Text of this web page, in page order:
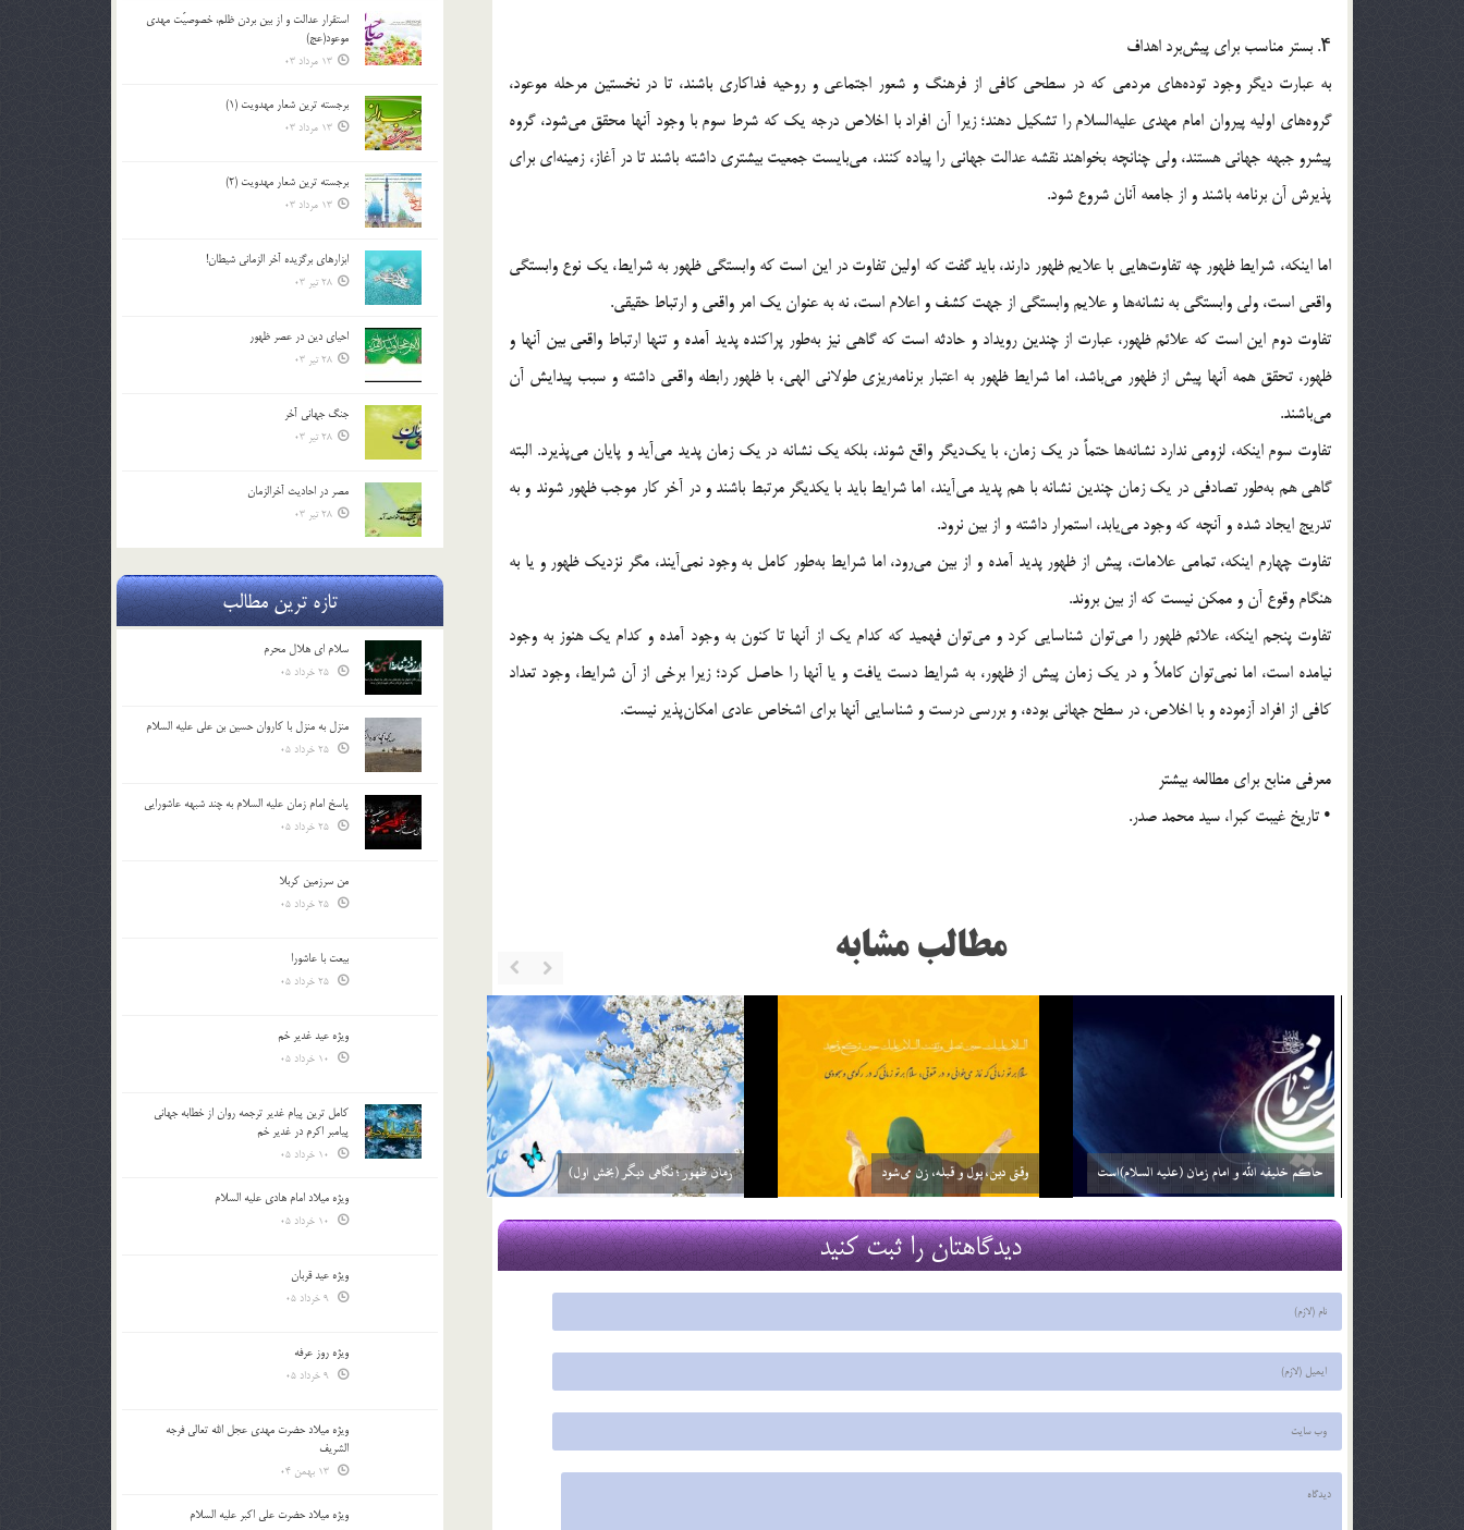
۴. بستر مناسب برای پیش‌برد اهداف
به عبارت دیگر وجود توده‌های مردمی که در سطحی کافی از فرهنگ و شعور اجتماعی و روحیه فداکاری باشند، تا در نخستین مرحله موعود،
گروه‌های اولیه پیروان امام مهدی علیه‌السلام را تشکیل دهند؛ زیرا آن افراد با اخلاص درجه یک که شرط سوم با وجود آنها محقق می‌شود، گروه
پیشرو جبهه جهانی هستند، ولی چنانچه بخواهند نقشه عدالت جهانی را پیاده کنند، می‌بایست جمعیت بیشتری داشته باشند تا در آغاز، زمینه‌ای برای
پذیرش آن برنامه باشند و از جامعه آنان شروع شود.
اما اینکه، شرایط ظهور چه تفاوت‌هایی با علایم ظهور دارند، باید گفت که اولین تفاوت در این است که وابستگی ظهور به شرایط، یک ‌نوع وابستگی
واقعی است، ولی وابستگی به نشانه‌ها و علایم وابستگی از جهت کشف و اعلام است، نه به ‌عنوان یک امر واقعی و ارتباط حقیقی.
تفاوت دوم این است که علائم ظهور، عبارت از چندین رویداد و حادثه است که گاهی نیز به‌طور پراکنده‌ پدید آمده و تنها ارتباط واقعی بین آنها و
ظهور، تحقق همه آنها پیش از ظهور می‌باشد، اما شرایط ظهور به اعتبار برنامه‌ریزی طولانی الهی، با ظهور رابطه واقعی داشته و سبب پیدایش آن
می‌باشند.
تفاوت سوم اینکه، لزومی ندارد نشانه‌ها حتماً در یک زمان، با یک‌دیگر واقع شوند، بلکه یک نشانه در یک زمان پدید می‌آید و پایان می‌پذیرد. البته
گاهی هم به‌طور تصادفی در یک زمان چندین نشانه با هم پدید می‌آیند، اما شرایط باید با یکدیگر مرتبط باشند و در آخر کار موجب ظهور شوند و به
‌تدریج ایجاد شده و آنچه که وجود می‌یابد، استمرار داشته و از بین نرود.
تفاوت چهارم اینکه، تمامی علامات، پیش از ظهور پدید آمده و از بین می‌رود، اما شرایط به‌طور کامل به ‌وجود نمی‌آیند، مگر نزدیک ظهور و یا به‌
هنگام وقوع آن و ممکن نیست که از بین بروند.
تفاوت پنجم اینکه، علائم ظهور را می‌توان شناسایی کرد و می‌توان فهمید که کدام یک از آنها تا کنون به وجود آمده و کدام یک هنوز به وجود
نیامده است، اما نمی‌توان کاملاً‌ و در یک زمان پیش از ظهور، به شرایط دست یافت و یا آنها را حاصل کرد؛ زیرا برخی از آن شرایط، وجود تعداد
کافی از افراد آزموده و با اخلاص، در سطح جهانی بوده، و بررسی درست و شناسایی آنها برای اشخاص عادی امکان‌پذیر نیست.
معرفی منابع برای مطالعه بیشتر
• تاریخ غیبت کبرا، سید محمد صدر.
مطالب مشابه
زمان ظهور ؛ نگاهی دیگر (بخش دوم)
29 اسفند 03
فرج نزدیک است یعنی چه؟
29 اسفند 03
مشخصات عصر ظهور در نهج البلاغه
22 شهریور 03
دیدگاهتان را ثبت کنید
استقرار عدالت و از بين بردن ظلم، خصوصيّت مهدي
موعود(عج)
13 مرداد 03
برجسته ترين شعار مهدويت (1)
13 مرداد 03
برجسته ترين شعار مهدويت (2)
13 مرداد 03
ابزارهاي برگزيده آخر الزماني شيطان!
28 تیر 03
احياي دين در عصر ظهور
28 تیر 03
جنگ جهاني آخر
28 تیر 03
مصر در احادیث آخرالزمان
28 تیر 03
تازه ترین مطالب
سلام ای هلال محرم
منزل به منزل با کاروان حسین بن علی علیه السلام
پاسخ امام زمان علیه السلام به چند شبهه عاشورایی
من سرزمین کربلا
بیعت با عاشورا
ویژه عید غدیر خم
کامل ترین پیام غدیر ترجمه روان از خطابه جهانی
پیامبر اکرم در غدیر خم
ویژه میلاد امام هادی علیه السلام
ویژه عید قربان
ویژه روز عرفه
ویژه میلاد حضرت مهدی عجل الله تعالی فرجه
الشريف
ویژه میلاد حضرت علی اکبر علیه السلام